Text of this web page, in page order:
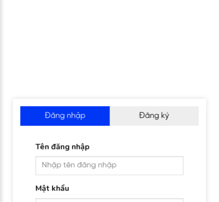
Đăng nhập Đăng ký
Tên đăng nhập
Mật khẩu